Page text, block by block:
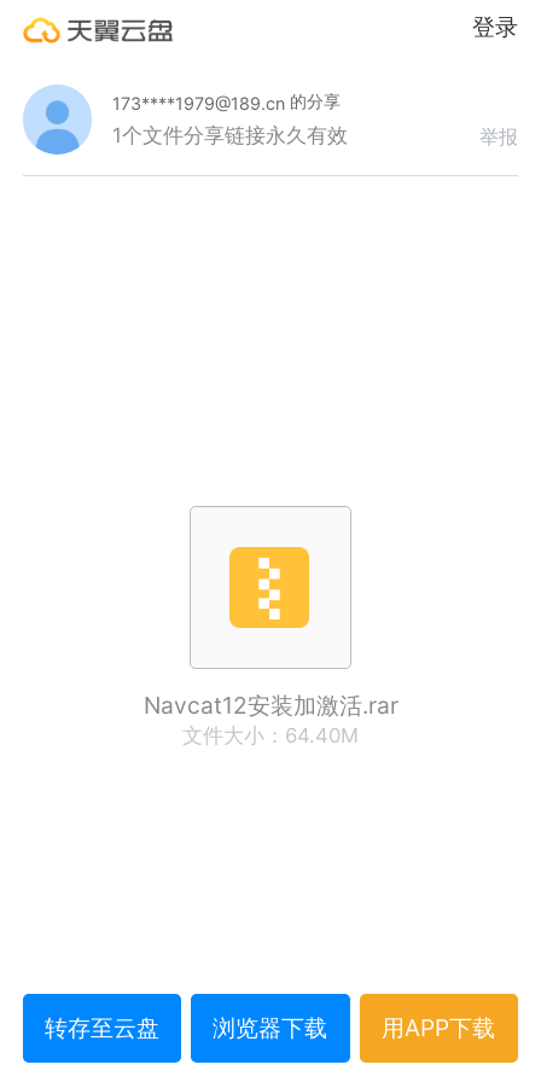
登录
173****1979@189.cn 的分享
1个文件分享链接永久有效 举报
Navcat12安装加激活.rar
文件大小：64.40M
转存至云盘 浏览器下载 用APP下载